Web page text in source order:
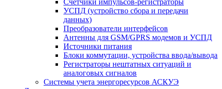
УСПД (устройство сбора и передачи
данных)
Преобразователи интерфейсов
Антенны для GSM/GPRS модемов и УСПД
Источники питания
Блоки коммутации, устройства ввода/вывода
Регистраторы нештатных ситуаций и
аналоговых сигналов
Системы учета энергоресурсов АСКУЭ